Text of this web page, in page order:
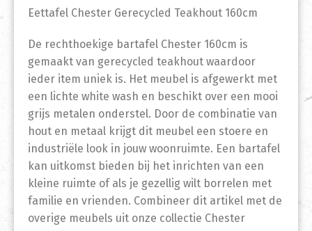
Eettafel Chester Gerecycled Teakhout 160cm
De rechthoekige bartafel Chester 160cm is
gemaakt van gerecycled teakhout waardoor
ieder item uniek is. Het meubel is afgewerkt met
een lichte white wash en beschikt over een mooi
grijs metalen onderstel. Door de combinatie van
hout en metaal krijgt dit meubel een stoere en
industriële look in jouw woonruimte. Een bartafel
kan uitkomst bieden bij het inrichten van een
kleine ruimte of als je gezellig wilt borrelen met
familie en vrienden. Combineer dit artikel met de
overige meubels uit onze collectie Chester